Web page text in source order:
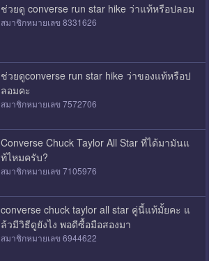
ช่วยดู converse run star hike ว่าแท้หรือปลอม
สมาชิกหมายเลข 8331626
ช่วยดูconverse run star hike ว่าของแท้หรือป
ลอมคะ
สมาชิกหมายเลข 7572706
Converse Chuck Taylor All Star ที่ได้มามันแ
ท้ไหมครับ?
สมาชิกหมายเลข 7105976
converse chuck taylor all star คู่นี้แท้มั้ยคะ แ
ล้วมีวิธีดูยังไง พอดีซื้อมือสองมา
สมาชิกหมายเลข 6944622